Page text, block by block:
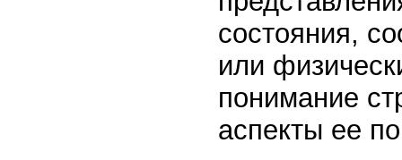
состояния,
или
понимание
аспекты ее